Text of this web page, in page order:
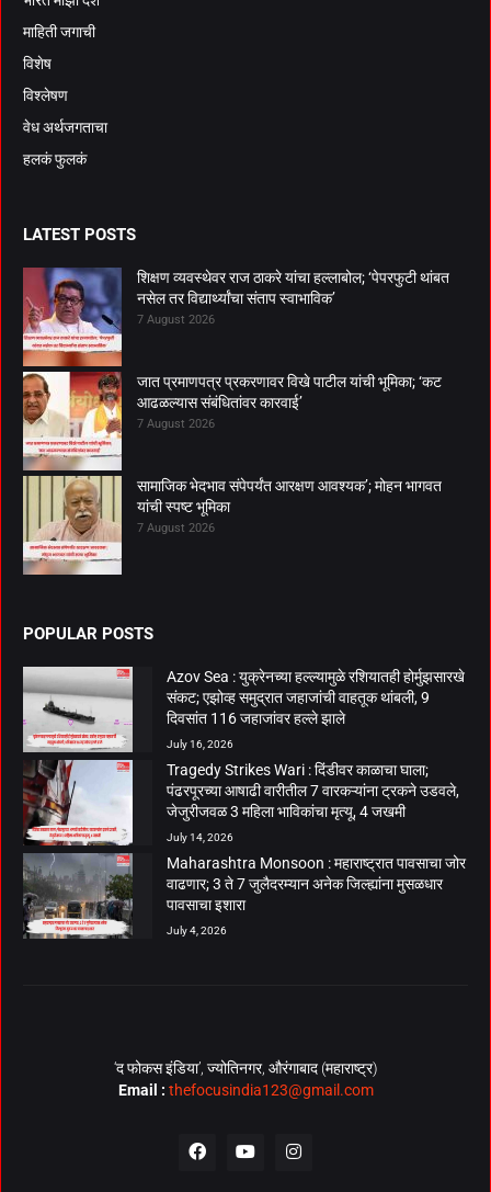
माहिती जगाची
विशेष
विश्लेषण
वेध अर्थजगताचा
हलकं फुलकं
LATEST POSTS
शिक्षण व्यवस्थेवर राज ठाकरे यांचा हल्लाबोल; ‘पेपरफुटी थांबत
नसेल तर विद्यार्थ्यांचा संताप स्वाभाविक’
7 August 2026
जात प्रमाणपत्र प्रकरणावर विखे पाटील यांची भूमिका; ‘कट
आढळल्यास संबंधितांवर कारवाई’
7 August 2026
सामाजिक भेदभाव संपेपर्यंत आरक्षण आवश्यक’; मोहन भागवत
यांची स्पष्ट भूमिका
7 August 2026
POPULAR POSTS
Azov Sea : युक्रेनच्या हल्ल्यामुळे रशियातही होर्मुझसारखे
संकट; एझोव्ह समुद्रात जहाजांची वाहतूक थांबली, 9
दिवसांत 116 जहाजांवर हल्ले झाले
July 16, 2026
Tragedy Strikes Wari : दिंडीवर काळाचा घाला;
पंढरपूरच्या आषाढी वारीतील 7 वारकऱ्यांना ट्रकने उडवले,
जेजुरीजवळ 3 महिला भाविकांचा मृत्यू, 4 जखमी
July 14, 2026
Maharashtra Monsoon : महाराष्ट्रात पावसाचा जोर
वाढणार; 3 ते 7 जुलैदरम्यान अनेक जिल्ह्यांना मुसळधार
पावसाचा इशारा
July 4, 2026
‘द फोकस इंडिया’, ज्योतिनगर, औरंगाबाद (महाराष्ट्र)
Email : thefocusindia123@gmail.com